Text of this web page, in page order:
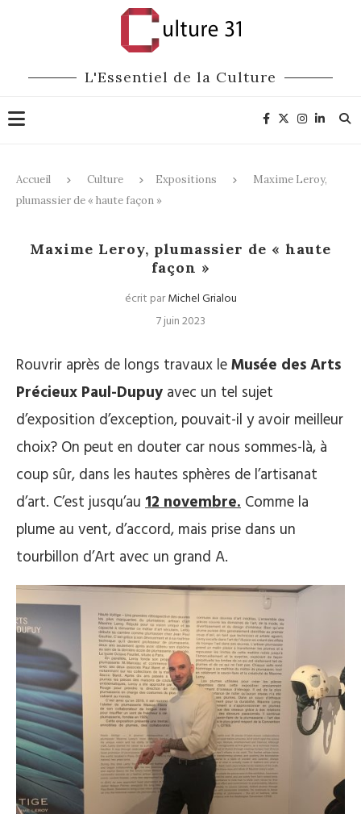
L'Essentiel de la Culture
Accueil Culture Expositions
Maxime Leroy,
plumassier de « haute façon »
Maxime Leroy, plumassier de « haute
façon »
écrit parMichel Grialou
7 juin 2023
Rouvrir après de longs travaux leMusée des Arts
Précieux Paul-Dupuy avec un tel sujet
d’exposition d’exception, pouvait-il y avoir meilleur
choix? On peut en douter car nous sommes-là, à
coup sûr, dans les hautes sphères de l’artisanat
d’art. C’est jusqu’au 12 novembre. Comme la
plume au vent, d’accord, mais prise dans un
tourbillon d’Art avec un grand A.